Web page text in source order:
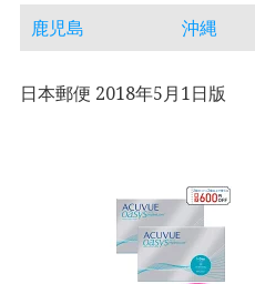
鹿児島 沖縄
日本郵便 2018年5月1日版